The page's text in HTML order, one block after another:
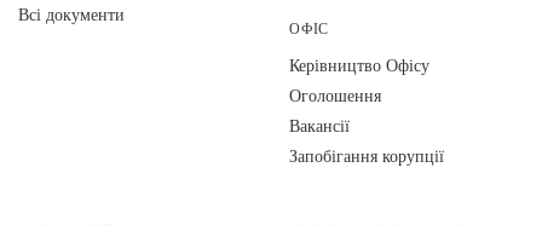
Всі документи
ОФІС
Керівництво Офісу
Оголошення
Вакансії
Запобігання корупції